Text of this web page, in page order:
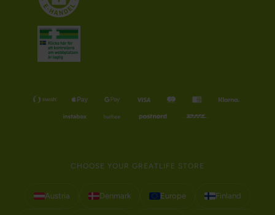
CHOOSE YOUR GREATLIFE STORE
Austria Denmark Europe Finland